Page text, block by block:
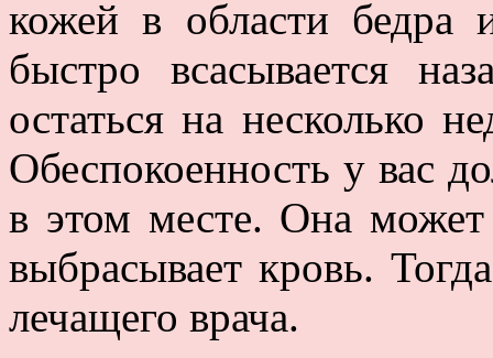
кожей в области
быстро всасывается
остаться на несколько
Обеспокоенность у вас
в этом месте. Она может
выбрасывает кровь.
лечащего врача.